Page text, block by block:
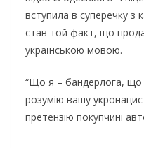
вступила в суперечку з
став той факт, що
українською мовою.
“Що я – бандеpлога, що
розумію вашу
претензію покупчині